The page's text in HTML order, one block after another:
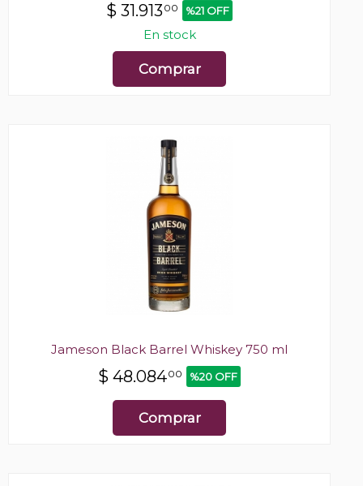
$ 31.913 00 %21 OFF
En stock
Comprar
Jameson Black Barrel Whiskey 750 ml
$ 48.08400 %20 OFF
Comprar